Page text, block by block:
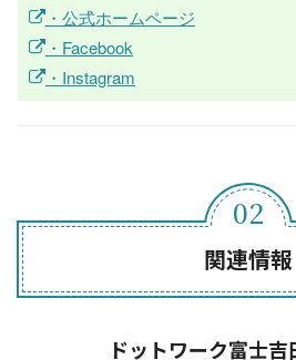
・公式ホームページ
・Facebook
・Instagram
関連情報
ドットワーク富士